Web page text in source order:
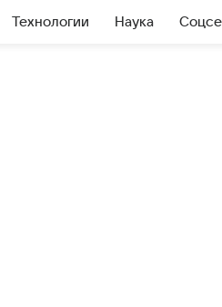
Технологии Наука